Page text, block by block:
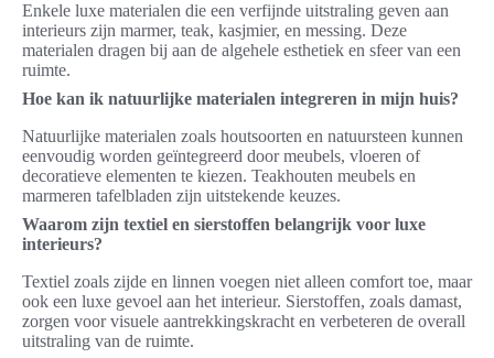
Enkele luxe materialen die een verfijnde uitstraling geven aan
interieurs zijn marmer, teak, kasjmier, en messing. Deze
materialen dragen bij aan de algehele esthetiek en sfeer van een
ruimte.
Hoe kan ik natuurlijke materialen integreren in mijn huis?
Natuurlijke materialen zoals houtsoorten en natuursteen kunnen
eenvoudig worden geïntegreerd door meubels, vloeren of
decoratieve elementen te kiezen. Teakhouten meubels en
marmeren tafelbladen zijn uitstekende keuzes.
Waarom zijn textiel en sierstoffen belangrijk voor luxe
interieurs?
Textiel zoals zijde en linnen voegen niet alleen comfort toe, maar
ook een luxe gevoel aan het interieur. Sierstoffen, zoals damast,
zorgen voor visuele aantrekkingskracht en verbeteren de overall
uitstraling van de ruimte.